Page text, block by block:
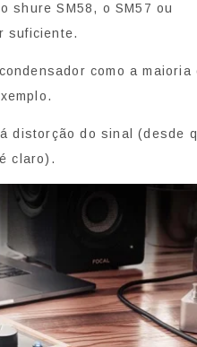
shure SM58, o SM57 ou
suficiente.
como a maioria
distorção do sinal (desde
claro).